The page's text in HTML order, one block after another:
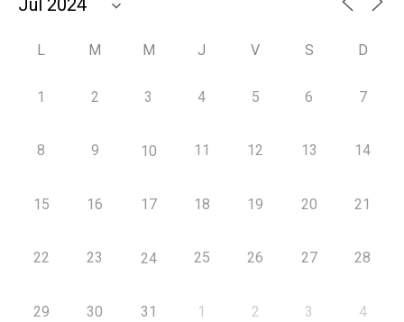
L M M J V S D
1 2 3 4 5 6 7
8 9 10 11 12 13 14
15 16 17 18 19 20 21
22 23 24 25 26 27 28
29 30 31 1 2 3 4